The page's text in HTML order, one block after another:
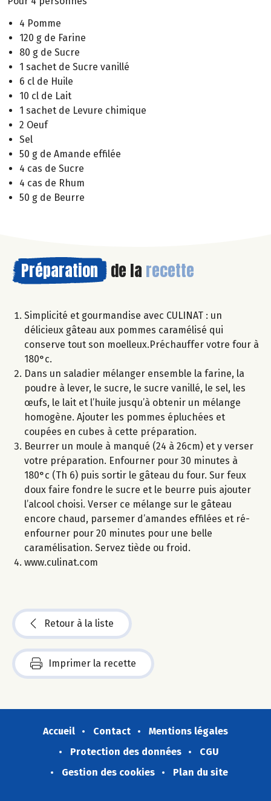
4 Pomme
120 g de Farine
80 g de Sucre
1 sachet de Sucre vanillé
6 cl de Huile
10 cl de Lait
1 sachet de Levure chimique
2 Oeuf
Sel
50 g de Amande effilée
4 cas de Sucre
4 cas de Rhum
50 g de Beurre
Préparation de la recette
Simplicité et gourmandise avec CULINAT : un
délicieux gâteau aux pommes caramélisé qui
conserve tout son moelleux.Préchauffer votre four à
180°c.
Dans un saladier mélanger ensemble la farine, la
poudre à lever, le sucre, le sucre vanillé, le sel, les
œufs, le lait et l’huile jusqu’à obtenir un mélange
homogène. Ajouter les pommes épluchées et
coupées en cubes à cette préparation.
Beurrer un moule à manqué (24 à 26cm) et y verser
votre préparation. Enfourner pour 30 minutes à
180°c (Th 6) puis sortir le gâteau du four. Sur feux
doux faire fondre le sucre et le beurre puis ajouter
l’alcool choisi. Verser ce mélange sur le gâteau
encore chaud, parsemer d’amandes effilées et ré-
enfourner pour 20 minutes pour une belle
caramélisation. Servez tiède ou froid.
www.culinat.com
Retour à la liste
Imprimer la recette
Accueil Contact
Mentions légales
Protection des données
CGU
Gestion des cookies
Plan du site